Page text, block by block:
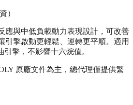
）
應與中低負載動力表現設計，可改善
引擎啟動更輕鬆、運轉更平順。適用
擎，不影響十六烷值。
原廠文件為主，總代理僅提供繁